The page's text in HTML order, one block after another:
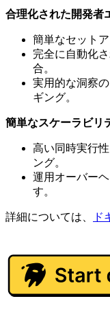
合理化された開発者
簡単なセット
完全に自動化
合。
実用的な洞察
ギング。
簡単なスケーラビリ
高い同時実行
ング。
運用オーバー
す。
詳細については、 ド